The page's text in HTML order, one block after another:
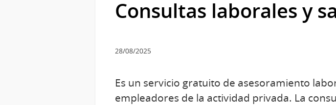
Consultas laborales y
28/08/2025
Es un servicio gratuito de asesoramiento
empleadores de la actividad privada. La